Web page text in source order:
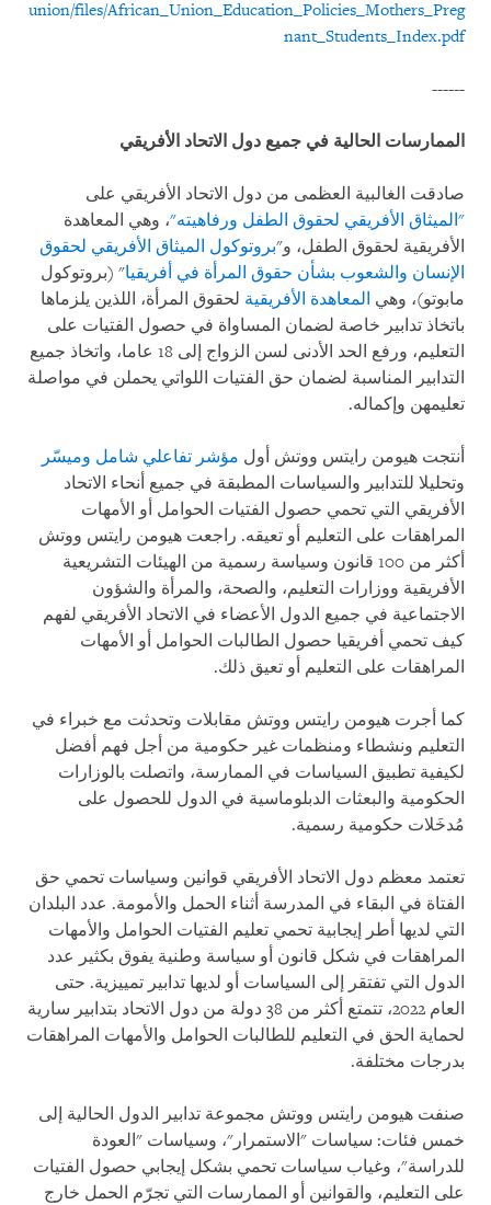
union/files/African_Union_Education_Policies_Mothers_Preg
nant_Students_Index.pdf
------
الممارسات الحالية في جميع دول الاتحاد الأفريقي
صادقت الغالبية العظمى من دول الاتحاد الأفريقي على
"الميثاق الأفريقي لحقوق الطفل ورفاهيته"، وهي المعاهدة
الأفريقية لحقوق الطفل، و"بروتوكول الميثاق الأفريقي لحقوق
الإنسان والشعوب بشأن حقوق المرأة في أفريقيا" (بروتوكول
مابوتو)، وهي المعاهدة الأفريقية لحقوق المرأة، اللذين يلزماها
باتخاذ تدابير خاصة لضمان المساواة في حصول الفتيات على
التعليم، ورفع الحد الأدنى لسن الزواج إلى 18 عاما، واتخاذ جميع
التدابير المناسبة لضمان حق الفتيات اللواتي يحملن في مواصلة
تعليمهن وإكماله.
أنتجت هيومن رايتس ووتش أول مؤشر تفاعلي شامل وميسّر
وتحليلا للتدابير والسياسات المطبقة في جميع أنحاء الاتحاد
الأفريقي التي تحمي حصول الفتيات الحوامل أو الأمهات
المراهقات على التعليم أو تعيقه. راجعت هيومن رايتس ووتش
أكثر من 100 قانون وسياسة رسمية من الهيئات التشريعية
الأفريقية ووزارات التعليم، والصحة، والمرأة والشؤون
الاجتماعية في جميع الدول الأعضاء في الاتحاد الأفريقي لفهم
كيف تحمي أفريقيا حصول الطالبات الحوامل أو الأمهات
المراهقات على التعليم أو تعيق ذلك.
كما أجرت هيومن رايتس ووتش مقابلات وتحدثت مع خبراء في
التعليم ونشطاء ومنظمات غير حكومية من أجل فهم أفضل
لكيفية تطبيق السياسات في الممارسة، واتصلت بالوزارات
الحكومية والبعثات الدبلوماسية في الدول للحصول على
مُدخَلات حكومية رسمية.
تعتمد معظم دول الاتحاد الأفريقي قوانين وسياسات تحمي حق
الفتاة في البقاء في المدرسة أثناء الحمل والأمومة. عدد البلدان
التي لديها أطر إيجابية تحمي تعليم الفتيات الحوامل والأمهات
المراهقات في شكل قانون أو سياسة وطنية يفوق بكثير عدد
الدول التي تفتقر إلى السياسات أو لديها تدابير تمييزية. حتى
العام 2022، تتمتع أكثر من 38 دولة من دول الاتحاد بتدابير سارية
لحماية الحق في التعليم للطالبات الحوامل والأمهات المراهقات
بدرجات مختلفة.
صنفت هيومن رايتس ووتش مجموعة تدابير الدول الحالية إلى
خمس فئات: سياسات "الاستمرار"، وسياسات "العودة
للدراسة"، وغياب سياسات تحمي بشكل إيجابي حصول الفتيات
على التعليم، والقوانين أو الممارسات التي تجرّم الحمل خارج